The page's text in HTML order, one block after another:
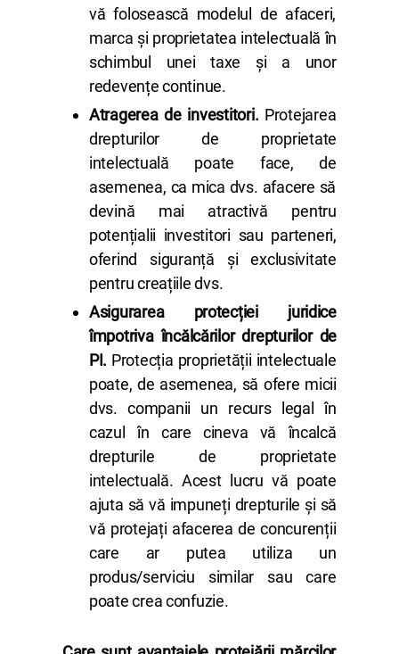
vă folosească modelul de afaceri,
marca și proprietatea intelectuală în
schimbul unei taxe și a unor
redevențe continue.
Atragerea de investitori. Protejarea
drepturilor de proprietate
intelectuală poate face, de
asemenea, ca mica dvs. afacere să
devină mai atractivă pentru
potențialii investitori sau parteneri,
oferind siguranță și exclusivitate
pentru creațiile dvs.
Asigurarea protecției juridice
împotriva încălcărilor drepturilor de
PI. Protecția proprietății intelectuale
poate, de asemenea, să ofere micii
dvs. companii un recurs legal în
cazul în care cineva vă încalcă
drepturile de proprietate
intelectuală. Acest lucru vă poate
ajuta să vă impuneți drepturile și să
vă protejați afacerea de concurenții
care ar putea utiliza un
produs/serviciu similar sau care
poate crea confuzie.